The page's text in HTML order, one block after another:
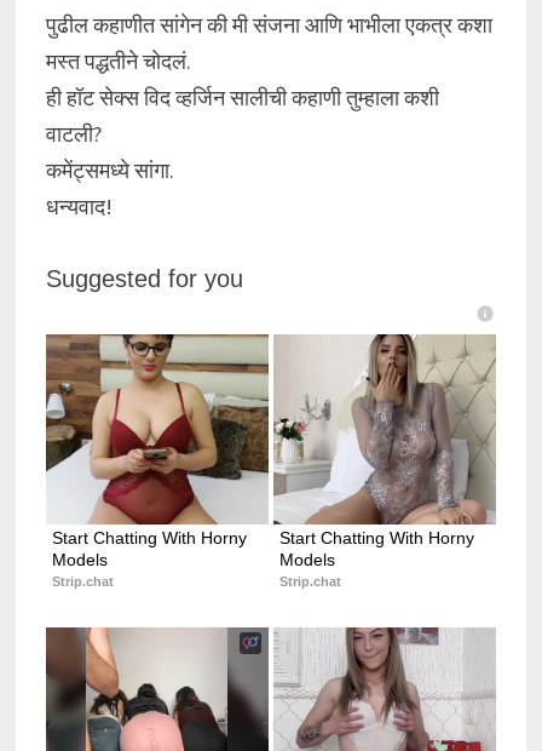
पुढील कहाणीत सांगेन की मी संजना आणि भाभीला एकत्र कशा
मस्त पद्धतीने चोदलं.
ही हॉट सेक्स विद व्हर्जिन सालीची कहाणी तुम्हाला कशी
वाटली?
कमेंट्समध्ये सांगा.
धन्यवाद!
Suggested for you
Start Chatting With Horny
Models
Strip.chat
Start Chatting With Horny
Models
Strip.chat